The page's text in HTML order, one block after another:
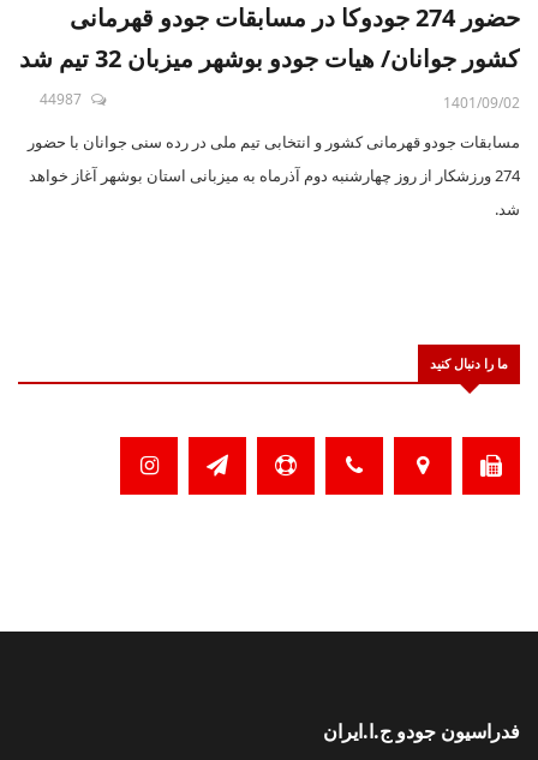
حضور 274 جودوکا در مسابقات جودو قهرمانی
کشور جوانان/ هیات جودو بوشهر میزبان 32 تیم شد
1401/09/02
44987
مسابقات جودو قهرمانی کشور و انتخابی تیم ملی در رده سنی جوانان با حضور
274 ورزشکار از روز چهارشنبه دوم آذرماه به میزبانی استان بوشهر آغاز خواهد
شد.
ما را دنبال کنید
فدراسیون جودو ج.ا.ایران